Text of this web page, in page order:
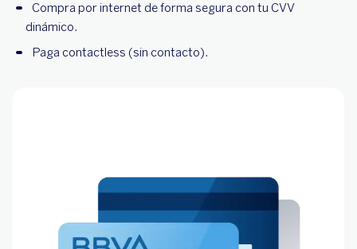
Compra por internet de forma segura con tu CVV
dinámico.
Paga contactless (sin contacto).